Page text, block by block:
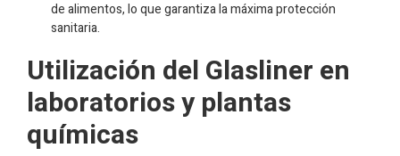
de alimentos, lo que garantiza la máxima protección
sanitaria.
Utilización del Glasliner en
laboratorios y plantas
químicas